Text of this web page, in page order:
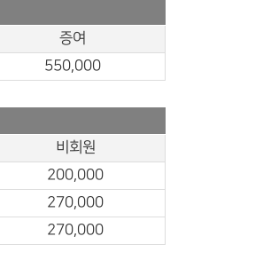
증여
550,000
비회원
200,000
270,000
270,000